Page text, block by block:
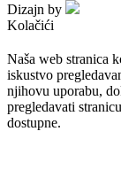
Dizajn by
Kolačići
Naša web stranica
iskustvo
njihovu uporabu,
pregledavati
dostupne.